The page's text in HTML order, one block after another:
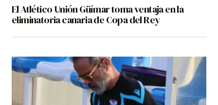
El Atlético Unión Güímar toma ventaja en la
eliminatoria canaria de Copa del Rey